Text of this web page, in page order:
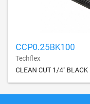
CCP0.25BK100
Techflex
CLEAN CUT 1/4" BLACK